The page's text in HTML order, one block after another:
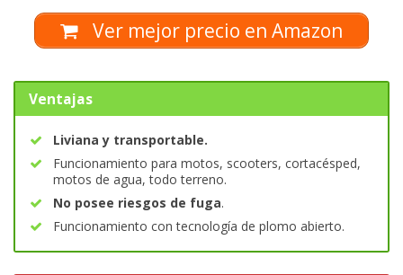
Ver mejor precio en Amazon
Ventajas
Liviana y transportable.
Funcionamiento para motos, scooters, cortacésped,
motos de agua, todo terreno.
No posee riesgos de fuga.
Funcionamiento con tecnología de plomo abierto.